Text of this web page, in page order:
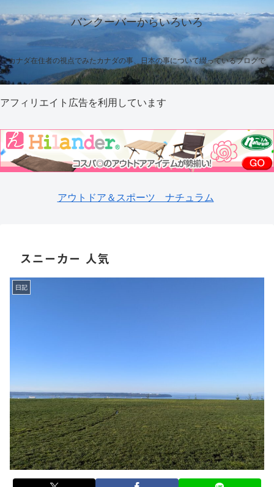
バンクーバーからいろいろ
カナダ在住者の視点でみたカナダの事、日本の事について綴っているブログで
す
アフィリエイト広告を利用しています
アウトドア＆スポーツ ナチュラム
スニーカー 人気
日記